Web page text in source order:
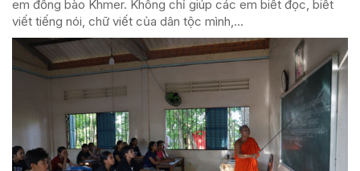
em đồng bào Khmer. Không chỉ giúp các em biết đọc, biết
viết tiếng nói, chữ viết của dân tộc mình,...